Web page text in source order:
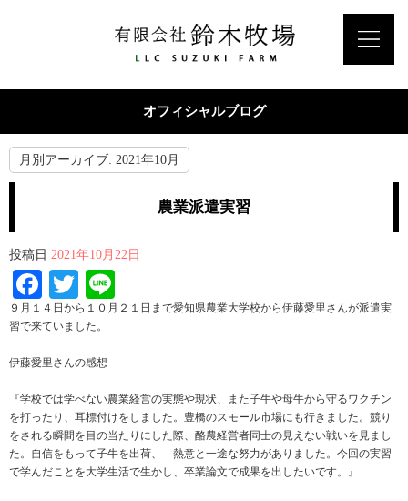
オフィシャルブログ
月別アーカイブ: 2021年10月
農業派遣実習
投稿日 2021年10月22日
Facebook
Twitter
９月１４日から１０月２１日まで愛知県農業大学校から伊藤愛里さんが派遣実
習で来ていました。
伊藤愛里さんの感想
『学校では学べない農業経営の実態や現状、また子牛や母牛から守るワクチン
を打ったり、耳標付けをしました。豊橋のスモール市場にも行きました。競り
をされる瞬間を目の当たりにした際、酪農経営者同士の見えない戦いを見まし
た。自信をもって子牛を出荷、 熱意と一途な努力がありました。今回の実習
で学んだことを大学生活で生かし、卒業論文で成果を出したいです。』